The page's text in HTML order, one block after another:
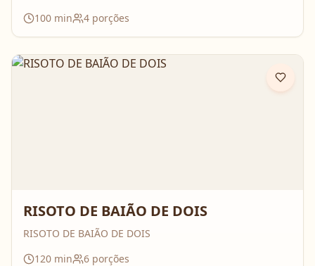
100 min 4 porções
RISOTO DE BAIÃO DE DOIS
RISOTO DE BAIÃO DE DOIS
120 min 6 porções